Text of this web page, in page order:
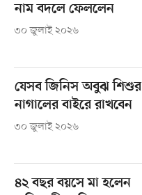
নাম বদলে ফেললেন
৩০ জুলাই ২০২৬
যেসব জিনিস অবুঝ শিশুর
নাগালের বাইরে রাখবেন
৩০ জুলাই ২০২৬
৪২ বছর বয়সে মা হলেন